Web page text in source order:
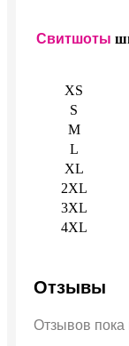
Свитшоты
XS
S
M
L
XL
2XL
3XL
4XL
Отзывы
Отзывов пока